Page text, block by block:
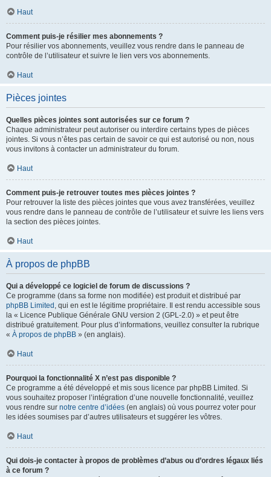
Haut
Comment puis-je résilier mes abonnements ?
Pour résilier vos abonnements, veuillez vous rendre dans le panneau de
contrôle de l’utilisateur et suivre le lien vers vos abonnements.
Haut
Pièces jointes
Quelles pièces jointes sont autorisées sur ce forum ?
Chaque administrateur peut autoriser ou interdire certains types de pièces
jointes. Si vous n’êtes pas certain de savoir ce qui est autorisé ou non, nous
vous invitons à contacter un administrateur du forum.
Haut
Comment puis-je retrouver toutes mes pièces jointes ?
Pour retrouver la liste des pièces jointes que vous avez transférées, veuillez
vous rendre dans le panneau de contrôle de l’utilisateur et suivre les liens vers
la section des pièces jointes.
Haut
À propos de phpBB
Qui a développé ce logiciel de forum de discussions ?
Ce programme (dans sa forme non modifiée) est produit et distribué par
phpBB Limited , qui en est le légitime propriétaire. Il est rendu accessible sous
la « Licence Publique Générale GNU version 2 (GPL-2.0) » et peut être
distribué gratuitement. Pour plus d’informations, veuillez consulter la rubrique
« À propos de phpBB » (en anglais).
Haut
Pourquoi la fonctionnalité X n’est pas disponible ?
Ce programme a été développé et mis sous licence par phpBB Limited. Si
vous souhaitez proposer l’intégration d’une nouvelle fonctionnalité, veuillez
vous rendre sur notre centre d’idées (en anglais) où vous pourrez voter pour
les idées soumises par d’autres utilisateurs et suggérer les vôtres.
Haut
Qui dois-je contacter à propos de problèmes d’abus ou d’ordres légaux liés
à ce forum ?